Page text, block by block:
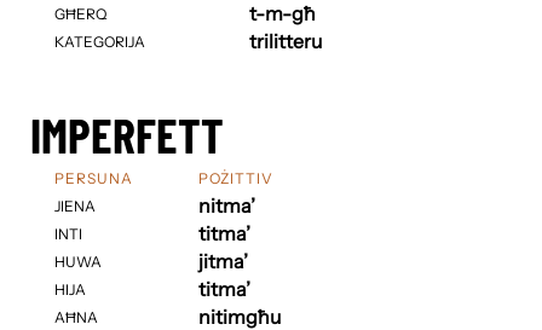
GĦERQ
KATEGORIJA
t-m-għ
trilitteru
IMPERFETT
PERSUNA
JIENA
INTI
HUWA
HIJA
AĦNA
POŻITTIV
nitma’
titma’
jitma’
titma’
nitimgħu